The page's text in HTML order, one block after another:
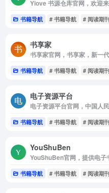
书籍导航 # 书籍导航 # 阅读期
书享家
书籍导航 # 书籍导航 # 阅读期
电子资源平台
电子资源平台官网，中国人
书籍导航 # 书籍导航 # 阅读期
YouShuBen
书籍导航 # 书籍导航 # 阅读期